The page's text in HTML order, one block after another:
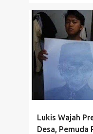
Lukis Wajah
Desa,
HIBURAN LUKISAN
UMKM